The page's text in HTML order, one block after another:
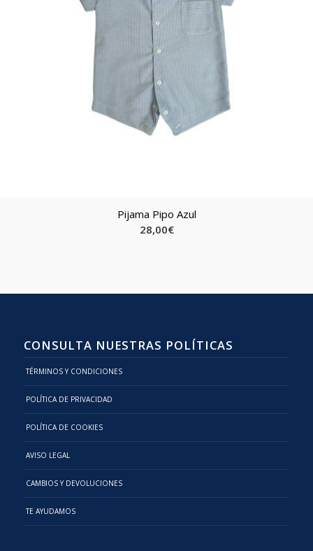
Pijama Pipo Azul
28,00€
CONSULTA NUESTRAS POLÍTICAS
TÉRMINOS Y CONDICIONES
POLÍTICA DE PRIVACIDAD
POLÍTICA DE COOKIES
AVISO LEGAL
CAMBIOS Y DEVOLUCIONES
TE AYUDAMOS